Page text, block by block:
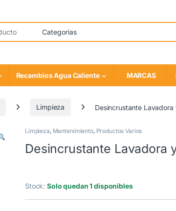
Recambios Agua Caliente MARCAS
Limpieza Desincrustante Lavadora
Limpieza, Mantenimiento, Productos Varios
Desincrustante Lavadora
Stock:Solo quedan 1 disponibles